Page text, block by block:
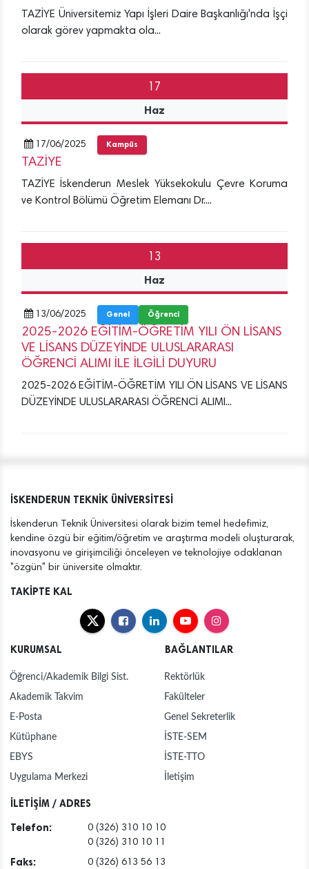
TAZİYE Üniversitemiz Yapı İşleri Daire Başkanlığı'nda İşçi
olarak görev yapmakta ola...
17
Haz
17/06/2025 Kampüs
TAZİYE
TAZİYE İskenderun Meslek Yüksekokulu Çevre Koruma
ve Kontrol Bölümü Öğretim Elemanı Dr....
13
Haz
13/06/2025 Genel Öğrenci
2025-2026 EĞİTİM-ÖĞRETİM YILI ÖN LİSANS
VE LİSANS DÜZEYİNDE ULUSLARARASI
ÖĞRENCİ ALIMI İLE İLGİLİ DUYURU
2025-2026 EĞİTİM-ÖĞRETİM YILI ÖN LİSANS VE LİSANS
DÜZEYİNDE ULUSLARARASI ÖĞRENCİ ALIMI...
İSKENDERUN TEKNİK ÜNİVERSİTESİ
İskenderun Teknik Üniversitesi olarak bizim temel hedefimiz,
kendine özgü bir eğitim/öğretim ve araştırma modeli oluşturarak,
inovasyonu ve girişimciliği önceleyen ve teknolojiye odaklanan
"özgün" bir üniversite olmaktır.
TAKİPTE KAL
KURUMSAL
Öğrenci/Akademik Bilgi Sist.
Akademik Takvim
E-Posta
Kütüphane
EBYS
Uygulama Merkezi
BAĞLANTILAR
Rektörlük
Fakülteler
Genel Sekreterlik
İSTE-SEM
İSTE-TTO
İletişim
İLETİŞİM / ADRES
Telefon:
0 (326) 310 10 10
0 (326) 310 10 11
Faks: 0 (326) 613 56 13